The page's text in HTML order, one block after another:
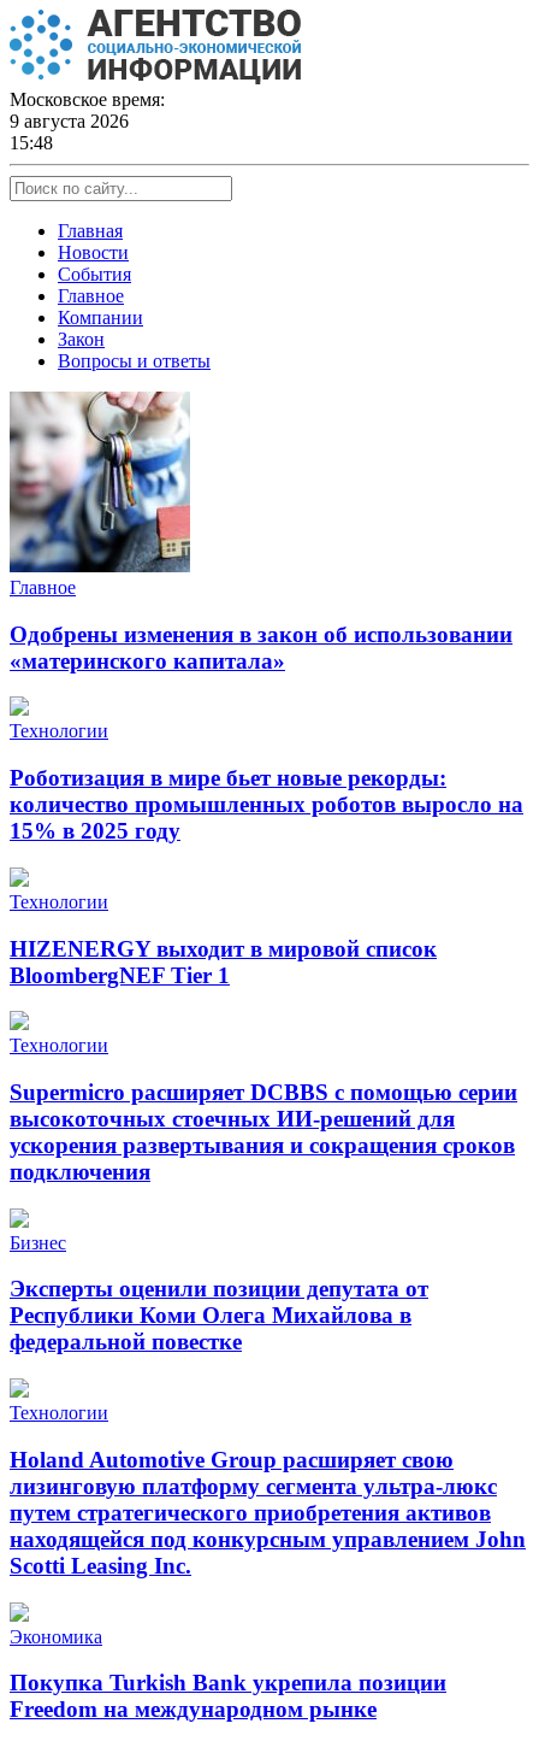
Skip
to
content
Московское время:
9 августа 2026
15:48
Главная
Новости
События
Главное
Компании
Закон
Вопросы и ответы
Главное
Одобрены изменения в закон об использовании
«материнского капитала»
Технологии
Роботизация в мире бьет новые рекорды:
количество промышленных роботов выросло на
15% в 2025 году
Технологии
HIZENERGY выходит в мировой список
BloombergNEF Tier 1
Технологии
Supermicro расширяет DCBBS с помощью серии
высокоточных стоечных ИИ-решений для
ускорения развертывания и сокращения сроков
подключения
Бизнес
Эксперты оценили позиции депутата от
Республики Коми Олега Михайлова в
федеральной повестке
Технологии
Holand Automotive Group расширяет свою
лизинговую платформу сегмента ультра-люкс
путем стратегического приобретения активов
находящейся под конкурсным управлением John
Scotti Leasing Inc.
Экономика
Покупка Turkish Bank укрепила позиции
Freedom на международном рынке